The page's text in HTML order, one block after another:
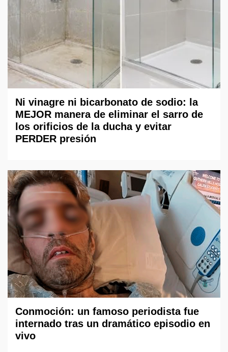
Ni vinagre ni bicarbonato de sodio: la
MEJOR manera de eliminar el sarro de
los orificios de la ducha y evitar
PERDER presión
Conmoción: un famoso periodista fue
internado tras un dramático episodio en
vivo